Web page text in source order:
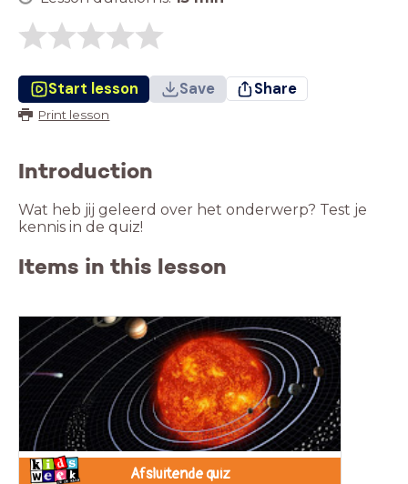
Start lesson Save Share
Print lesson
Introduction
Wat heb jij geleerd over het onderwerp? Test je
kennis in de quiz!
Items in this lesson
Afsluitende quiz